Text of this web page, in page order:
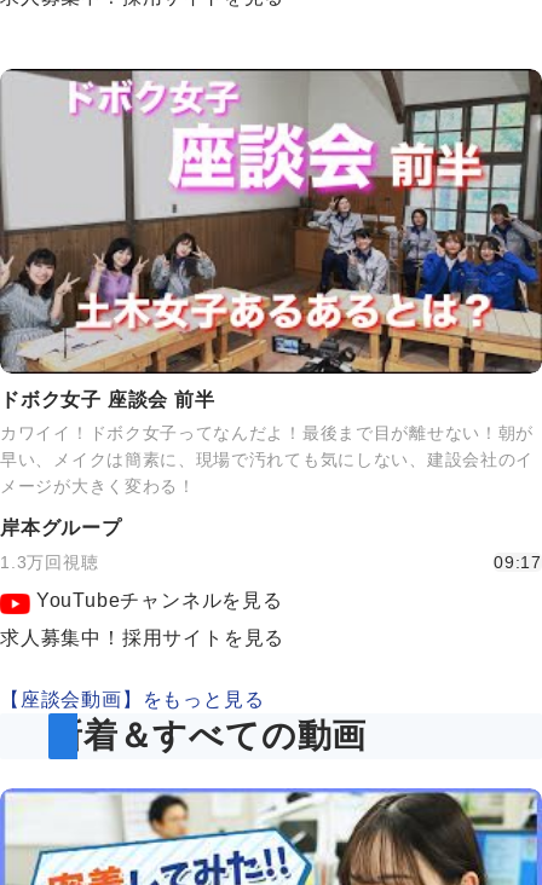
ドボク女子 座談会 前半
カワイイ！ドボク女子ってなんだよ！最後まで目が離せない！朝が
早い、メイクは簡素に、現場で汚れても気にしない、建設会社のイ
メージが大きく変わる！
岸本グループ
1.3万回視聴 09:17
YouTubeチャンネルを見る
求人募集中！採用サイトを見る
【座談会動画】をもっと見る
新着＆すべての動画